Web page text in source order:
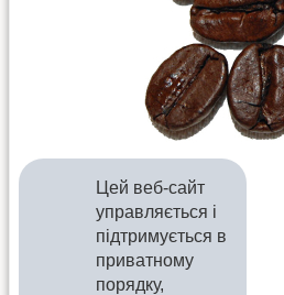
Цей веб-сайт
управляється і
підтримується в
приватному
порядку,